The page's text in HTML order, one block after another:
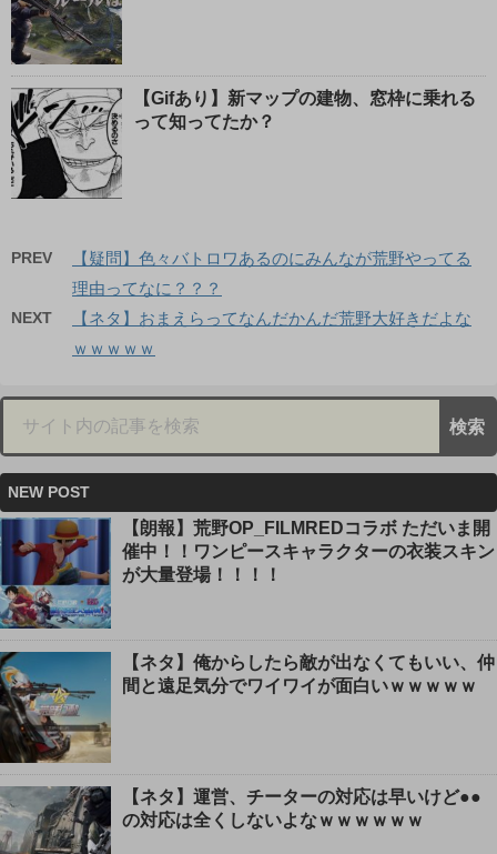
【Gifあり】新マップの建物、窓枠に乗れる
って知ってたか？
PREV
【疑問】色々バトロワあるのにみんなが荒野やってる
理由ってなに？？？
NEXT
【ネタ】おまえらってなんだかんだ荒野大好きだよな
ｗｗｗｗｗ
NEW POST
【朗報】荒野OP_FILMREDコラボ ただいま開
催中！！ワンピースキャラクターの衣装スキン
が大量登場！！！！
【ネタ】俺からしたら敵が出なくてもいい、仲
間と遠足気分でワイワイが面白いｗｗｗｗｗ
【ネタ】運営、チーターの対応は早いけど●●
の対応は全くしないよなｗｗｗｗｗｗ